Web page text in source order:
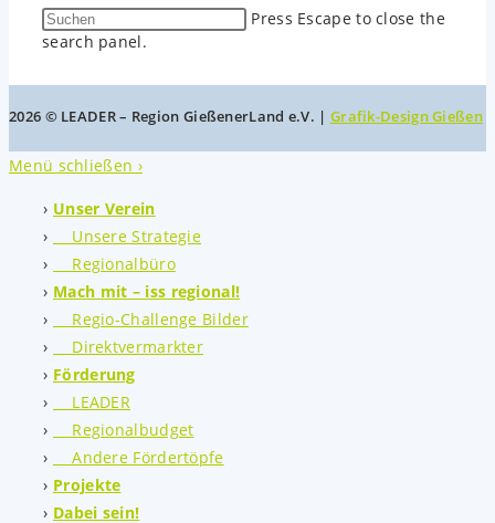
Press Escape to close the
search panel.
2026 © LEADER – Region GießenerLand e.V. | Grafik-Design Gießen
Menü schließen ›
Unser Verein
Unsere Strategie
Regionalbüro
Mach mit – iss regional!
Regio-Challenge Bilder
Direktvermarkter
Förderung
LEADER
Regionalbudget
Andere Fördertöpfe
Projekte
Dabei sein!